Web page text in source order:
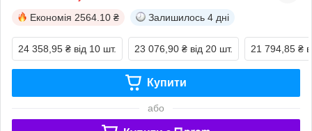
Економія 2564.10 ₴ Залишилось 4 дні
24 358,95 ₴ від 10 шт. 23 076,90 ₴ від 20 шт. 21 794,85 ₴
Купити
або